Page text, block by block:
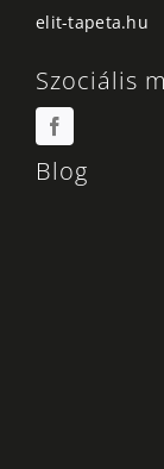
elit-tapeta.hu
Szociális
Blog